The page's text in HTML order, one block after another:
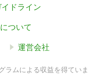
ドライン
ついて
運営会社
ラムによる収益を得ていま